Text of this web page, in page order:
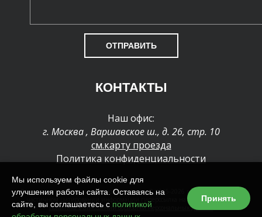
ОТПРАВИТЬ
КОНТАКТЫ
Наш офис:
г. Москва, Варшавское ш., д. 26, стр. 10
см.карту проезда
Политика конфиденциальности
Все права защищены и охраняются законом. © 1995-2026 г. При полном или
частичном цитировании информации гиперссылка на сайт обязательна
Политика в отношении обработки персональных данных
Мы используем файлы cookie для
улучшения работы сайта. Оставаясь на
сайте, вы соглашаетесь с политикой
Принять